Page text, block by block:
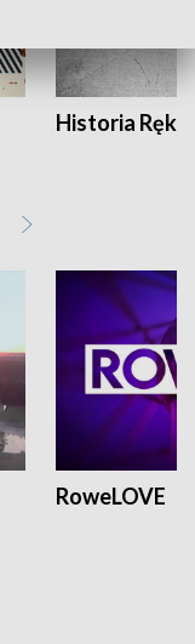
Historia Ręką
RoweLOVE